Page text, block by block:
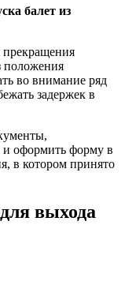
балет из
прекращения
положения
во внимание ряд
задержек в
оформить форму в
в котором принято
выхода